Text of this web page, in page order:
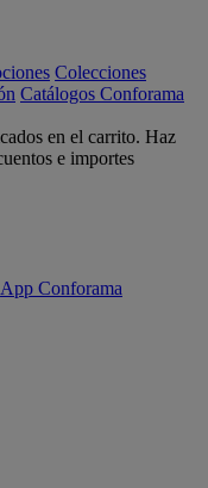
Colecciones
Catálogos Conforama
en el carrito. Haz
e importes
App Conforama